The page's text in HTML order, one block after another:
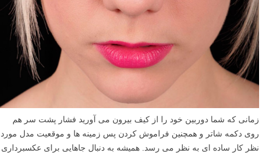
زمانی که شما دوربین خود را از کیف بیرون می آورید فشار پشت سر هم
روی دکمه شاتر و همچنین فراموش کردن پس زمینه ها و موقعیت مدل مورد
نظر کار ساده ای به نظر می رسد. همیشه به دنبال جاهایی برای عکسبرداری